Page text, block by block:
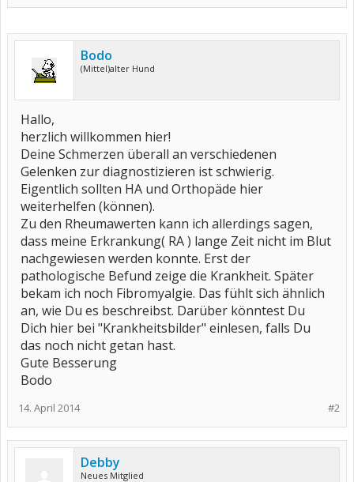
Bodo
(Mittel)alter Hund
Hallo,
herzlich willkommen hier!
Deine Schmerzen überall an verschiedenen
Gelenken zur diagnostizieren ist schwierig.
Eigentlich sollten HA und Orthopäde hier
weiterhelfen (können).
Zu den Rheumawerten kann ich allerdings sagen,
dass meine Erkrankung( RA ) lange Zeit nicht im Blut
nachgewiesen werden konnte. Erst der
pathologische Befund zeige die Krankheit. Später
bekam ich noch Fibromyalgie. Das fühlt sich ähnlich
an, wie Du es beschreibst. Darüber könntest Du
Dich hier bei "Krankheitsbilder" einlesen, falls Du
das noch nicht getan hast.
Gute Besserung
Bodo
#2
14. April 2014
Debby
Neues Mitglied